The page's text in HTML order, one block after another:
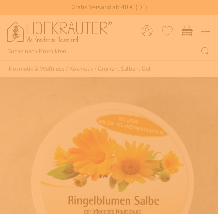
Gratis Versand ab 40 € (DE)
Kosmetik & Wellness / Kosmetik / Cremen, Salben, Gel